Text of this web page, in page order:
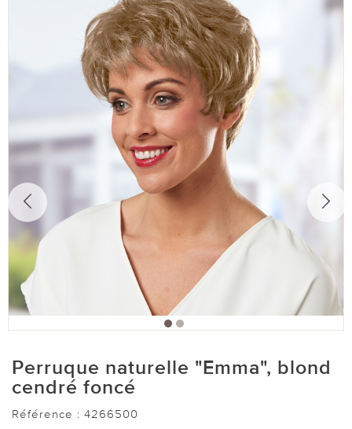
Perruque naturelle "Emma", blond
cendré foncé
Référence : 4266500